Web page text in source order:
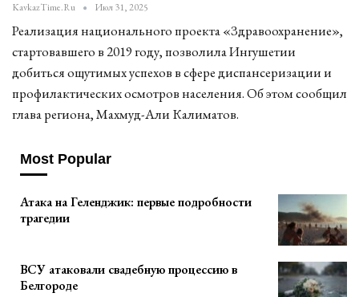
KavkazTime.ru Июл 31, 2025
Реализация национального проекта «Здравоохранение»,
стартовавшего в 2019 году, позволила Ингушетии
добиться ощутимых успехов в сфере диспансеризации и
профилактических осмотров населения. Об этом сообщил
глава региона, Махмуд-Али Калиматов.
Most Popular
Атака на Геленджик: первые подробности
трагедии
ВСУ атаковали свадебную процессию в
Белгороде